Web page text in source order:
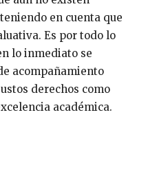
en cuenta que
Es por todo lo
lo inmediato se
acompañamiento
derechos como
académica.